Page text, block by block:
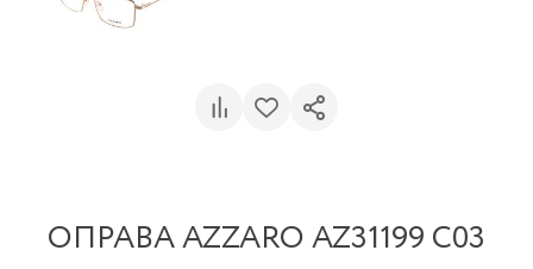
ОПРАВА AZZARO AZ31199 C03